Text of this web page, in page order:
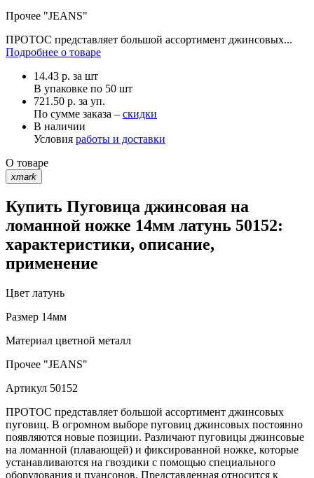
Прочее "JEANS"
ПРОТОС представляет большой ассортимент джинсовых...
Подробнее о товаре
14.43 р. за шт
В упаковке по 50 шт
721.50 р. за уп.
По сумме заказа – скидки
В наличии
Условия работы и доставки
О товаре
xmark
Купить Пуговица джинсовая на
ломанной ножке 14мм латунь 50152:
характеристики, описание,
применение
Цвет латунь
Размер 14мм
Материал цветной металл
Прочее "JEANS"
Артикул 50152
ПРОТОС представляет большой ассортимент джинсовых
пуговиц. В огромном выборе пуговиц джинсовых постоянно
появляются новые позиции. Различают пуговицы джинсовые
на ломанной (плавающей) и фиксированной ножке, которые
устанавливаются на гвоздики с помощью специального
оборудования и пуансонов. Представленная относится к